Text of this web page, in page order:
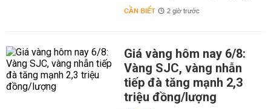
CẦN BIẾT 2 giờ trước
Giá vàng hôm nay 6/8:
Vàng SJC, vàng nhẫn
tiếp đà tăng mạnh 2,3
triệu đồng/lượng